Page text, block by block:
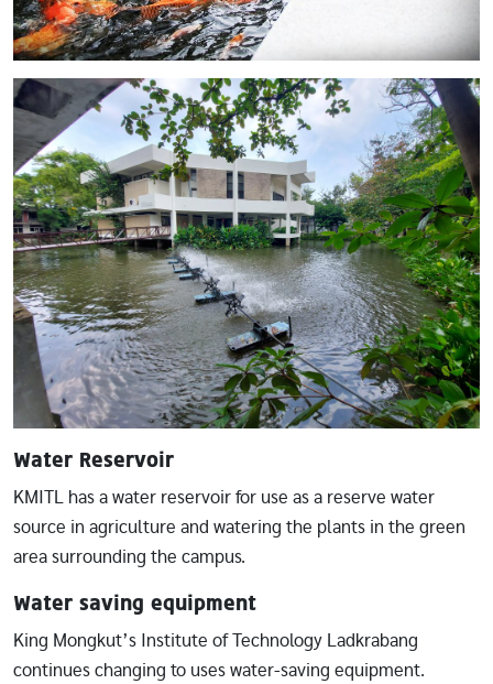
Image
Water Reservoir
KMITL has a water reservoir for use as a reserve water
source in agriculture and watering the plants in the green
area surrounding the campus.
Water saving equipment
King Mongkut’s Institute of Technology Ladkrabang
continues changing to uses water-saving equipment.